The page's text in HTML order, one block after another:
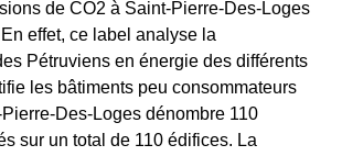
de CO2 à Saint-Pierre-Des-Loges
effet, ce label analyse la
Pétruviens en énergie des différents
les bâtiments peu consommateurs
Des-Loges dénombre 110
sur un total de 110 édifices. La